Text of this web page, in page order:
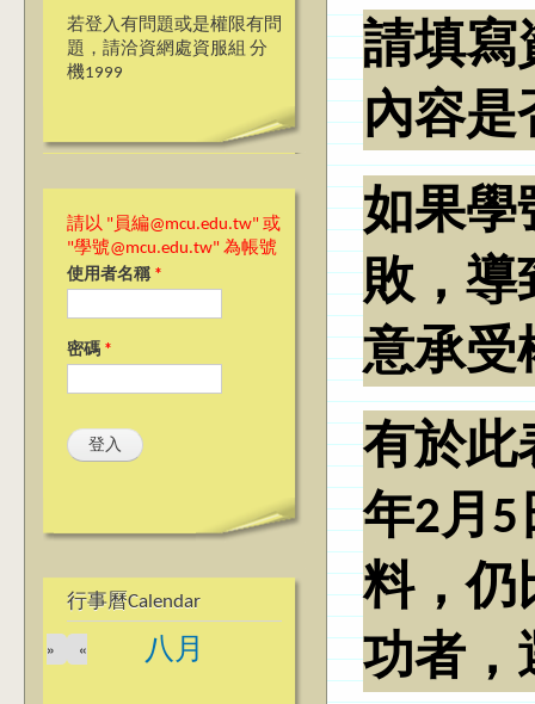
若登入有問題或是權限有問
題，請洽資網處資服組 分
機1999
請以 "員編@mcu.edu.tw" 或
"學號@mcu.edu.tw" 為帳號
使用者名稱 *
密碼 *
行事曆Calendar
八月
«
»
請填寫
內容
如果學
敗，導
意承受
有於此
年2月5
料，仍
功者，